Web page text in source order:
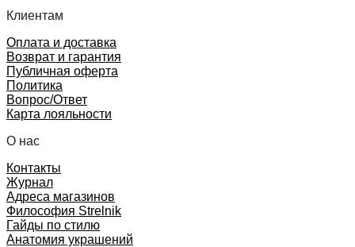
Клиентам
Оплата и доставка
Возврат и гарантия
Публичная оферта
Политика
Вопрос/Ответ
Карта лояльности
О нас
Контакты
Журнал
Адреса магазинов
Философия Strelnik
Гайды по стилю
Анатомия украшений